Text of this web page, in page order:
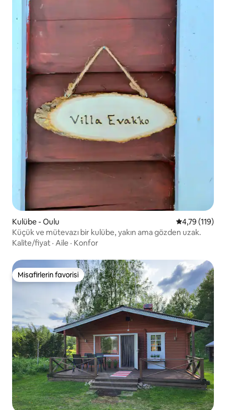
Kulübe - Oulu 5 üzerinden
4,79 (119)
Küçük ve mütevazı bir kulübe, yakın ama gözden uzak.
Kalite/fiyat · Aile · Konfor
Misafirlerin favorisi
Misafirlerin favorisi